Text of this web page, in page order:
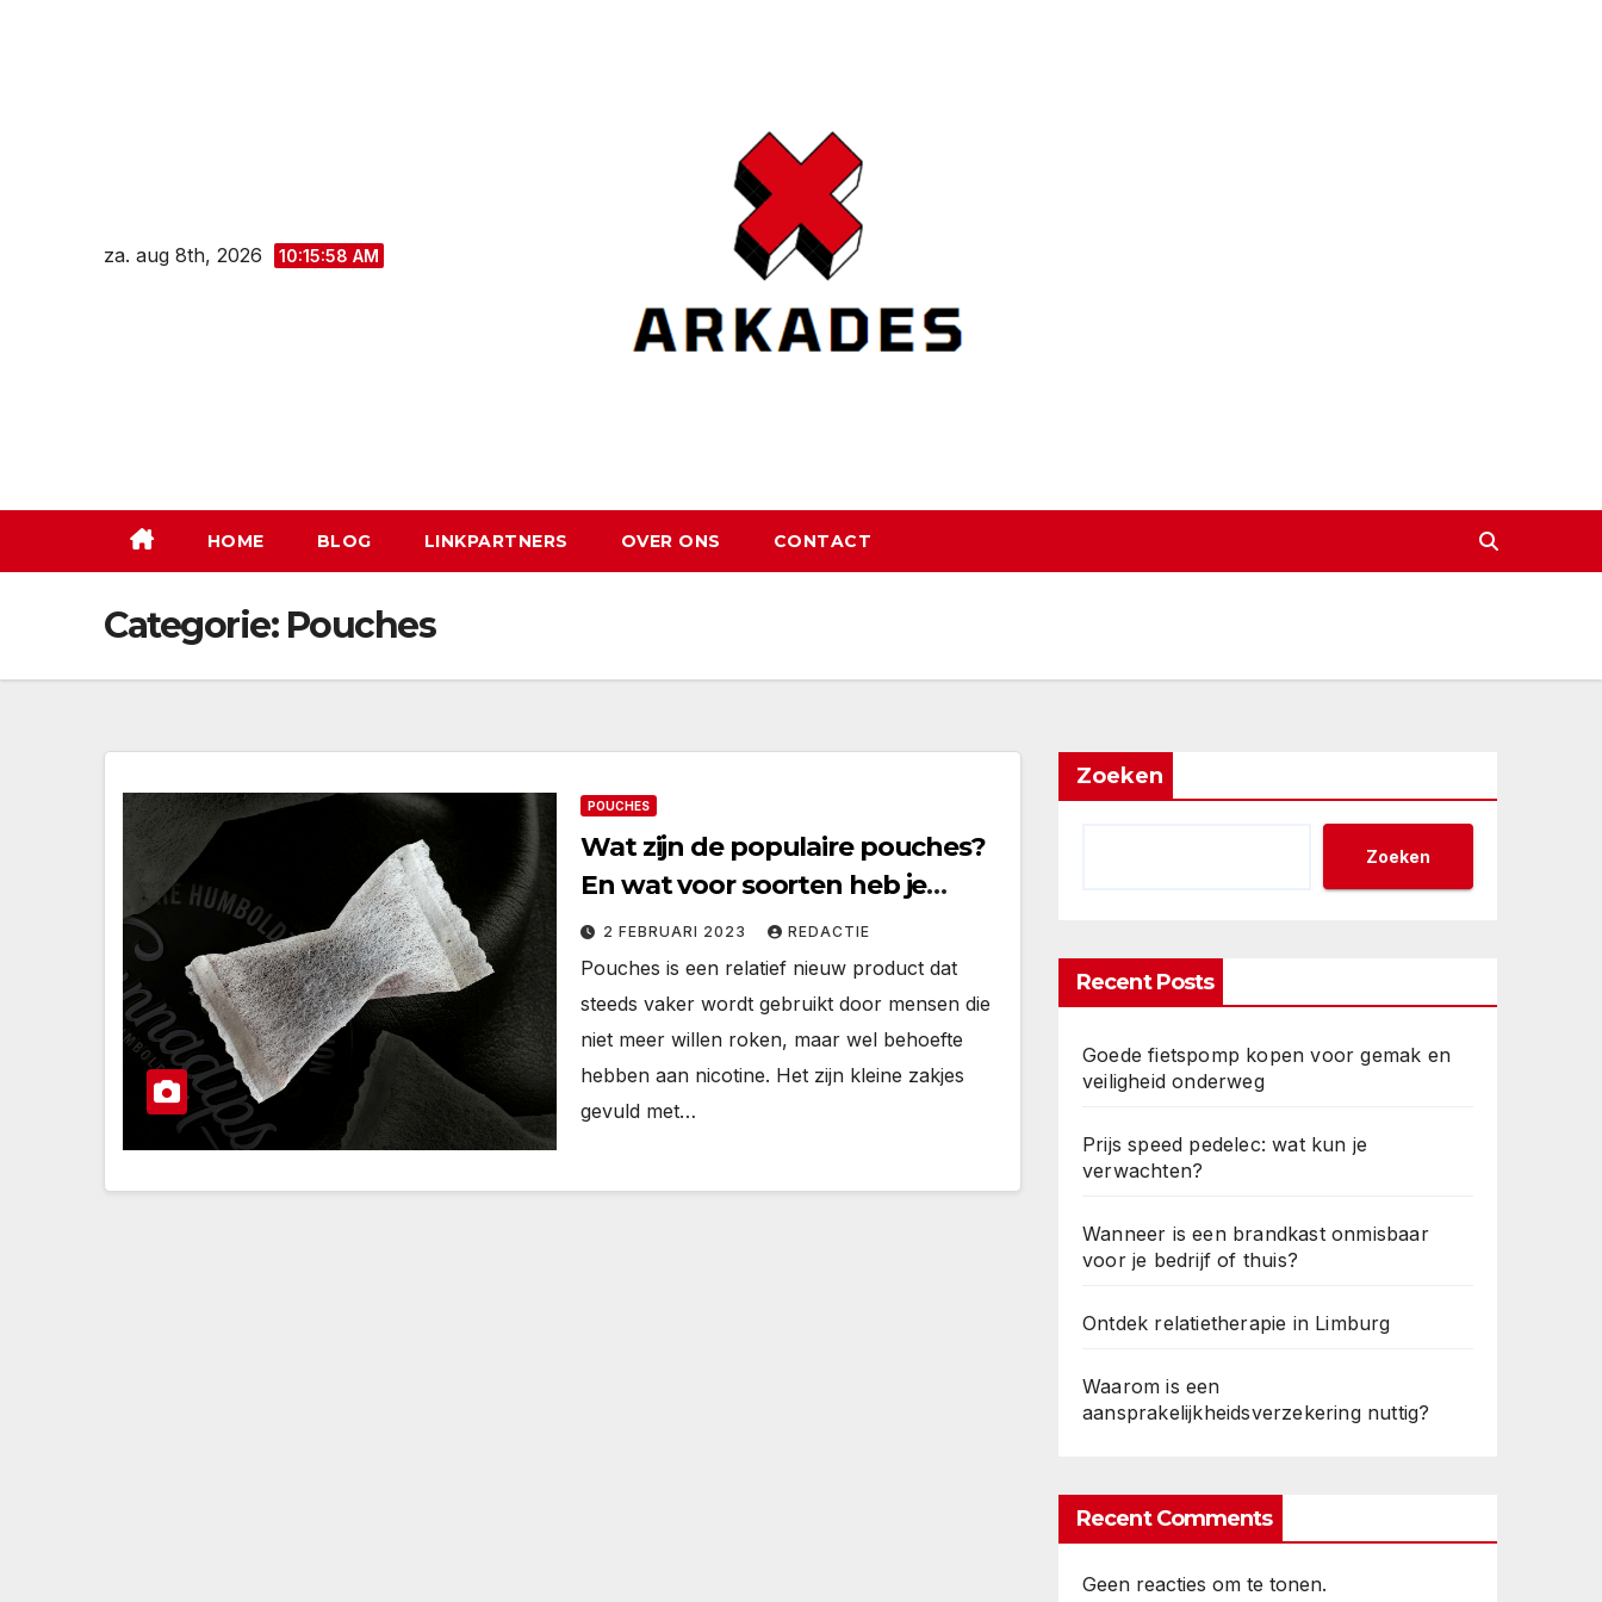
za. aug 8th, 2026 10:15:59 AM
HOME BLOG LINKPARTNERS OVER ONS CONTACT
Categorie: Pouches
POUCHES
Wat zijn de populaire pouches?
En wat voor soorten heb je
allemaal?
2 FEBRUARI 2023 REDACTIE
Pouches is een relatief nieuw product dat
steeds vaker wordt gebruikt door mensen die
niet meer willen roken, maar wel behoefte
hebben aan nicotine. Het zijn kleine zakjes
gevuld met…
Zoeken
Zoeken
Recent Posts
Goede fietspomp kopen voor gemak en
veiligheid onderweg
Prijs speed pedelec: wat kun je
verwachten?
Wanneer is een brandkast onmisbaar
voor je bedrijf of thuis?
Ontdek relatietherapie in Limburg
Waarom is een
aansprakelijkheidsverzekering nuttig?
Recent Comments
Geen reacties om te tonen.